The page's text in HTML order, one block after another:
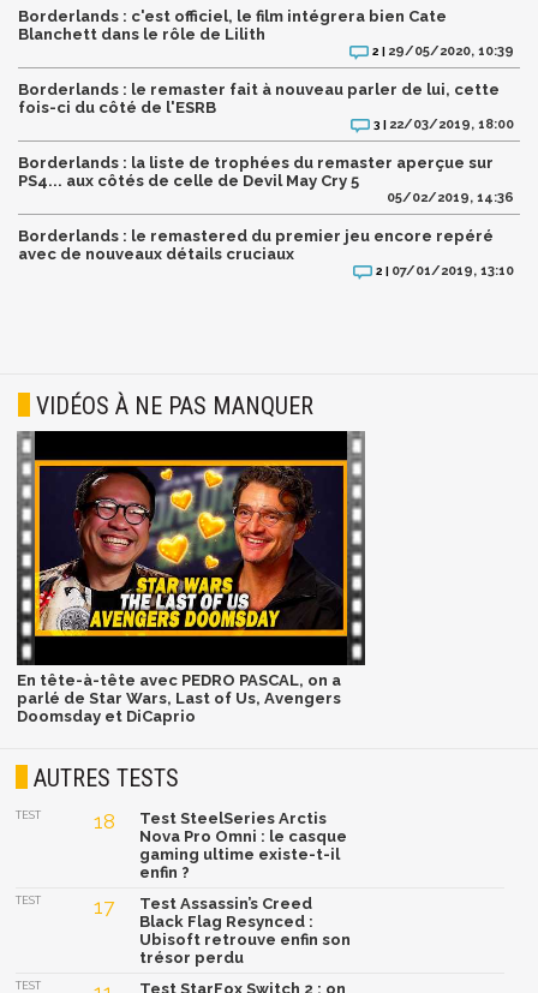
Borderlands : c'est officiel, le film intégrera bien Cate
Blanchett dans le rôle de Lilith
2 | 29/05/2020, 10:39
Borderlands : le remaster fait à nouveau parler de lui, cette
fois-ci du côté de l'ESRB
3 | 22/03/2019, 18:00
Borderlands : la liste de trophées du remaster aperçue sur
PS4... aux côtés de celle de Devil May Cry 5
05/02/2019, 14:36
Borderlands : le remastered du premier jeu encore repéré
avec de nouveaux détails cruciaux
2 | 07/01/2019, 13:10
VIDÉOS À NE PAS MANQUER
En tête-à-tête avec PEDRO PASCAL, on a
parlé de Star Wars, Last of Us, Avengers
Doomsday et DiCaprio
AUTRES TESTS
TEST 18
Test SteelSeries Arctis
Nova Pro Omni : le casque
gaming ultime existe-t-il
enfin ?
TEST 17
Test Assassin’s Creed
Black Flag Resynced :
Ubisoft retrouve enfin son
trésor perdu
TEST Test StarFox Switch 2 : on